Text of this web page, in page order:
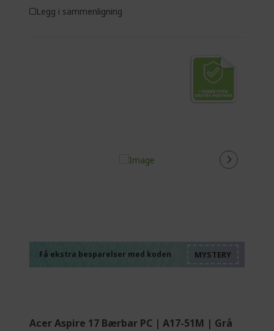
Legg i sammenligning
Få ekstra besparelser med koden
Acer Aspire 17 Bærbar PC | A17-51M | Grå